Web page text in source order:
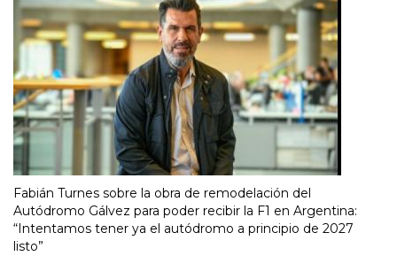
Fabián Turnes sobre la obra de remodelación del
Autódromo Gálvez para poder recibir la F1 en Argentina:
“Intentamos tener ya el autódromo a principio de 2027
listo”